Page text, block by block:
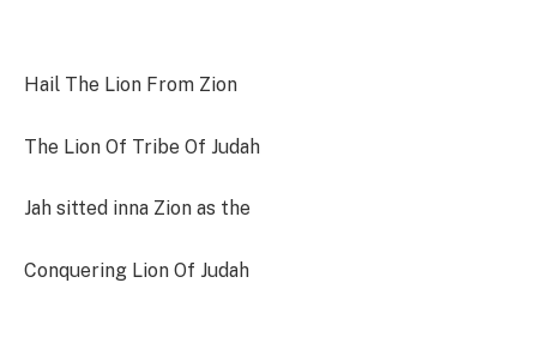
Hail The Lion From Zion
The Lion Of Tribe Of Judah
Jah sitted inna Zion as the
Conquering Lion Of Judah